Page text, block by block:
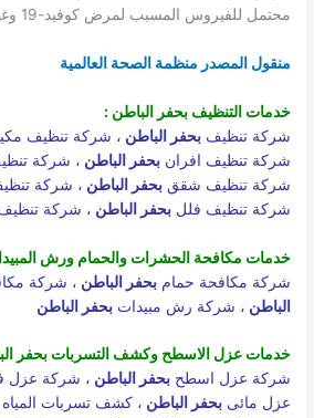
محتمل للفيروس المسبب لمرض كوفيد-19 وغيره من الفيروسات.
منقول المصدر منظمة الصحة العالمية
خدمات التنظيف بحفر الباطن :
شركة تنظيفبحفر الباطن ، شركة تنظيف
شركة تنظيف افرانبحفر الباطن ، شركة
شركة تنظيف شققبحفر الباطن ، شركة
شركة تنظيف فللبحفر الباطن ، شركة
خدمات مكافحة الحشرات والحمام ورش
شركة مكافحة حمامبحفر الباطن ، شركة
الباطن ، شركة رش مبيداتبحفر الباطن
خدمات عزل الاسطح وكشف التسربات بحفر
شركة عزل اسطحبحفر الباطن ، شركة عزل
عزل مائىبحفر الباطن ،كشف تسربات